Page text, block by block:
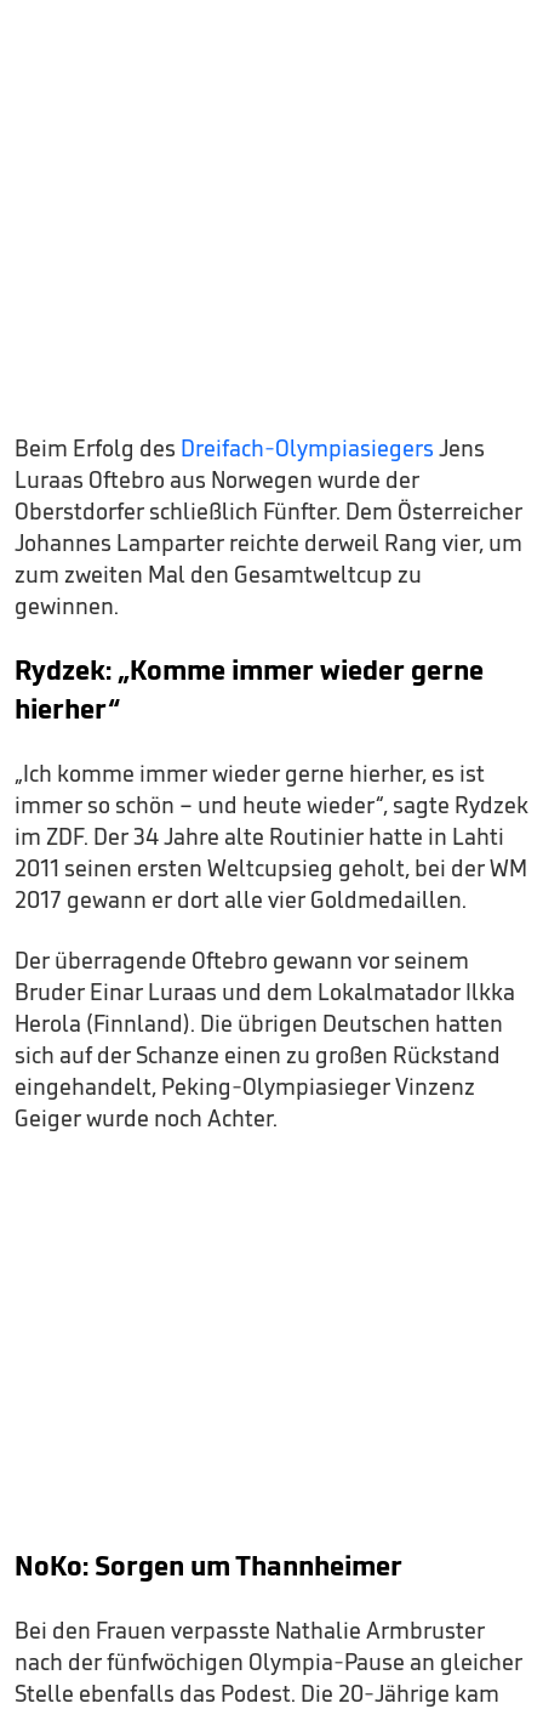
Beim Erfolg des Dreifach-Olympiasiegers Jens
Luraas Oftebro aus Norwegen wurde der
Oberstdorfer schließlich Fünfter. Dem Österreicher
Johannes Lamparter reichte derweil Rang vier, um
zum zweiten Mal den Gesamtweltcup zu
gewinnen.
Rydzek: „Komme immer wieder gerne
hierher“
„Ich komme immer wieder gerne hierher, es ist
immer so schön – und heute wieder“, sagte Rydzek
im ZDF. Der 34 Jahre alte Routinier hatte in Lahti
2011 seinen ersten Weltcupsieg geholt, bei der WM
2017 gewann er dort alle vier Goldmedaillen.
Der überragende Oftebro gewann vor seinem
Bruder Einar Luraas und dem Lokalmatador Ilkka
Herola (Finnland). Die übrigen Deutschen hatten
sich auf der Schanze einen zu großen Rückstand
eingehandelt, Peking-Olympiasieger Vinzenz
Geiger wurde noch Achter.
NoKo: Sorgen um Thannheimer
Bei den Frauen verpasste Nathalie Armbruster
nach der fünfwöchigen Olympia-Pause an gleicher
Stelle ebenfalls das Podest. Die 20-Jährige kam